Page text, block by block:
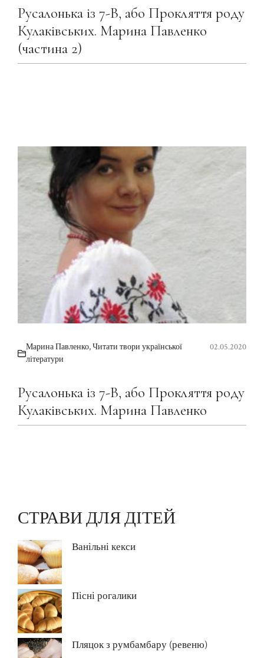
Русалонька із 7-В, або Прокляття роду
Кулаківських. Марина Павленко
(частина 2)
Марина Павленко,Читати твори української
літератури
02.05.2020
Русалонька із 7-В, або Прокляття роду
Кулаківських. Марина Павленко
СТРАВИ ДЛЯ ДІТЕЙ
Ванільні кекси
Пісні рогалики
Пляцок з румбамбару (ревеню)